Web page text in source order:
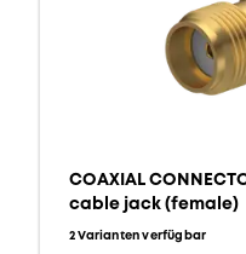
COAXIAL
cable jack (female)
2 Varianten verfügbar